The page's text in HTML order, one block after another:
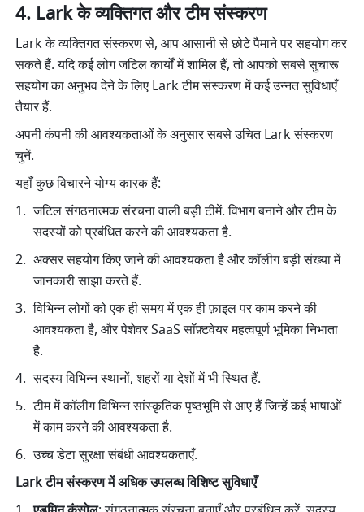
Lark के व्यक्तिगत और टीम संस्करण
Lark के व्यक्तिगत संस्करण से, आप आसानी से छोटे पैमाने पर सहयोग कर
सकते हैं. यदि कई लोग जटिल कार्यों में शामिल हैं, तो आपको सबसे सुचारू
सहयोग का अनुभव देने के लिए Lark टीम संस्करण में कई उन्नत सुविधाएँ
तैयार हैं.
अपनी कंपनी की आवश्यकताओं के अनुसार सबसे उचित Lark संस्करण
चुनें.
यहाँ कुछ विचारने योग्य कारक हैं:
जटिल संगठनात्मक संरचना वाली बड़ी टीमें. विभाग बनाने और टीम के
सदस्यों को प्रबंधित करने की आवश्यकता है.
अक्सर सहयोग किए जाने की आवश्यकता है और कॉलीग बड़ी संख्या में
जानकारी साझा करते हैं.
विभिन्न लोगों को एक ही समय में एक ही फ़ाइल पर काम करने की
आवश्यकता है, और पेशेवर SaaS सॉफ़्टवेयर महत्वपूर्ण भूमिका निभाता
है.
सदस्य विभिन्न स्थानों, शहरों या देशों में भी स्थित हैं.
टीम में कॉलीग विभिन्न सांस्कृतिक पृष्ठभूमि से आए हैं जिन्हें कई भाषाओं
में काम करने की आवश्यकता है.
उच्च डेटा सुरक्षा संबंधी आवश्यकताएँ.
Lark टीम संस्करण में अधिक उपलब्ध विशिष्ट सुविधाएँ